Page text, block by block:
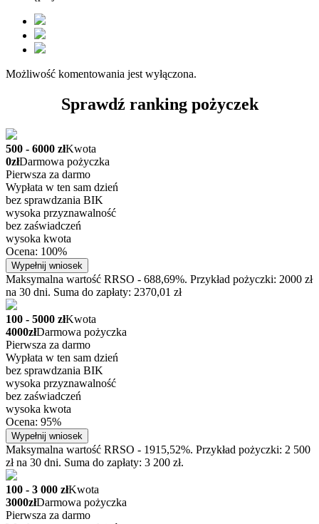
Możliwość komentowania jest wyłączona.
Sprawdź ranking pożyczek
500 - 6000 złKwota
0złDarmowa pożyczka
Pierwsza za darmo
Wypłata w ten sam dzień
bez sprawdzania BIK
wysoka przyznawalność
bez zaświadczeń
wysoka kwota
Ocena: 100%
Wypełnij wniosek
Maksymalna wartość RRSO - 688,69%. Przykład pożyczki: 2000 zł
na 30 dni. Suma do zapłaty: 2370,01 zł
100 - 5000 złKwota
4000złDarmowa pożyczka
Pierwsza za darmo
Wypłata w ten sam dzień
bez sprawdzania BIK
wysoka przyznawalność
bez zaświadczeń
wysoka kwota
Ocena: 95%
Wypełnij wniosek
Maksymalna wartość RRSO - 1915,52%. Przykład pożyczki: 2 500
zł na 30 dni. Suma do zapłaty: 3 200 zł.
100 - 3 000 złKwota
3000złDarmowa pożyczka
Pierwsza za darmo